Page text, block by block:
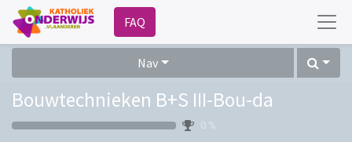
FAQ
Nav
Bouwtechnieken B+S III-Bou-da
0 %